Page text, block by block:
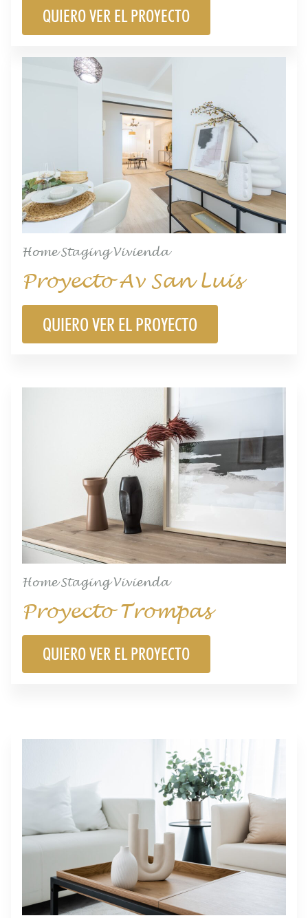
QUIERO VER EL PROYECTO
Home Staging Vivienda
Proyecto Av San Luis
QUIERO VER EL PROYECTO
Home Staging Vivienda
Proyecto Trompas
QUIERO VER EL PROYECTO